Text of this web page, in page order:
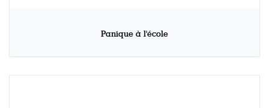
Panique à l'école